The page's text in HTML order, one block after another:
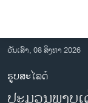
ເຂົ້າ
ຫາ
ຂ້າມ
ຂ້າມ
ລາວ
ວັນເສົາ, 08 ສິງຫາ 2026
ຮູບສະໄລດ໌